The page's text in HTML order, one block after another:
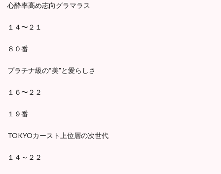
心酔率高め志向グラマラス
１４〜２１
８０番
プラチナ級の“美”と愛らしさ
１６〜２２
１９番
TOKYOカースト上位層の次世代
１４～２２